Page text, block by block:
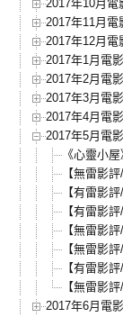
2017年10月電
2017年11月電
2017年12月電
2017年1月電
2017年2月電
2017年3月電
2017年4月電
2017年5月電
《心靈小
【無雷影
【有雷影
【有雷影
【無雷影
【無雷影
【有雷影
【無雷影
2017年6月電